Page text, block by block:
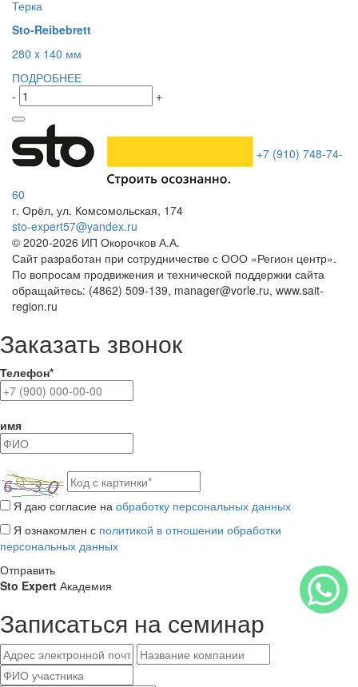
Терка
Sto-Reibebrett
280 x 140 мм
ПОДРОБНЕЕ
-
+
+7 (910) 748-74-
60
г. Орёл, ул. Комсомольская, 174
sto-expert57@yandex.ru
© 2020-2026 ИП Окорочков А.А.
Сайт разработан при сотрудничестве с ООО «Регион центр».
По вопросам продвижения и технической поддержки сайта
обращайтесь: (4862) 509-139, manager@vorle.ru, www.sait-
region.ru
Заказать звонок
Телефон*
имя
Я даю согласие на обработку персональных данных
Я ознакомлен с политикой в отношении обработки
персональных данных
Отправить
Sto Expert Академия
Записаться на семинар